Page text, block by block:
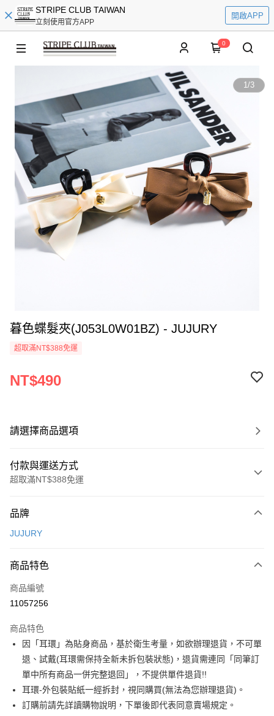
STRIPE CLUB TAIWAN
立刻使用官方APP
開啟APP
0
1/3
暮色蝶髮夾(J053L0W01BZ) - JUJURY
超取滿NT$388免運
NT$490
請選擇商品選項
付款與運送方式
超取滿NT$388免運
信用卡一次付款
3 期 0 利率 每期
合作金庫商業銀行
上海商業儲蓄銀行
臺灣中小企業銀行
匯豐（台灣）商業銀行
華泰商業銀行
聯邦商業銀行
遠東國際商業銀行
元大商業銀行
永豐商業銀行
玉山商業銀行
星展（台灣）商業銀行
台灣樂天信用卡公司
超商取貨付款
LINE Pay
Apple Pay
街口支付
悠遊付
Google Pay
品牌
JUJURY
商品特色
商品編號
11057256
商品特色
因「耳環」為貼身商品，基於衛生考量，如欲辦理退貨，不可單
退、試戴(耳環需保持全新未拆包裝狀態)，退貨需連同「同筆訂
單中所有商品一併完整退回」，不提供單件退貨!!
耳環-外包裝貼紙一經拆封，視同購買(無法為您辦理退貨)。
訂購前請先詳讀購物說明，下單後即代表同意賣場規定。